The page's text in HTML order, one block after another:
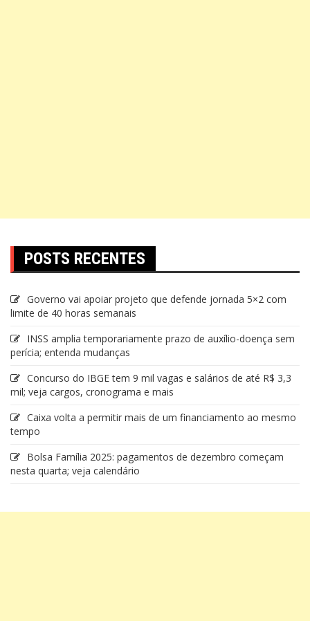
POSTS RECENTES
Governo vai apoiar projeto que defende jornada 5×2 com
limite de 40 horas semanais
INSS amplia temporariamente prazo de auxílio-doença sem
perícia; entenda mudanças
Concurso do IBGE tem 9 mil vagas e salários de até R$ 3,3
mil; veja cargos, cronograma e mais
Caixa volta a permitir mais de um financiamento ao mesmo
tempo
Bolsa Família 2025: pagamentos de dezembro começam
nesta quarta; veja calendário